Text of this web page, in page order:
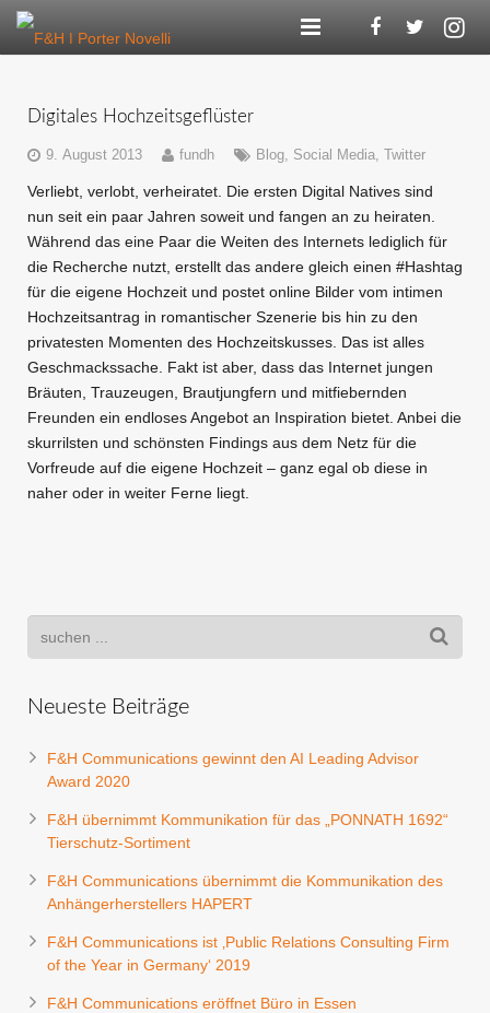
Kompetenzen
Digitales Hochzeitsgeflüster
9. August 2013 fundh Blog, Social Media, Twitter
Verliebt, verlobt, verheiratet. Die ersten Digital Natives sind
nun seit ein paar Jahren soweit und fangen an zu heiraten.
Während das eine Paar die Weiten des Internets lediglich für
die Recherche nutzt, erstellt das andere gleich einen #Hashtag
für die eigene Hochzeit und postet online Bilder vom intimen
Hochzeitsantrag in romantischer Szenerie bis hin zu den
privatesten Momenten des Hochzeitskusses. Das ist alles
Geschmackssache. Fakt ist aber, dass das Internet jungen
Bräuten, Trauzeugen, Brautjungfern und mitfiebernden
Freunden ein endloses Angebot an Inspiration bietet. Anbei die
skurrilsten und schönsten Findings aus dem Netz für die
Vorfreude auf die eigene Hochzeit – ganz egal ob diese in
naher oder in weiter Ferne liegt.
Neueste Beiträge
F&H Communications gewinnt den AI Leading Advisor
Award 2020
F&H übernimmt Kommunikation für das „PONNATH 1692“
Tierschutz-Sortiment
F&H Communications übernimmt die Kommunikation des
Anhängerherstellers HAPERT
F&H Communications ist ‚Public Relations Consulting Firm
of the Year in Germany‘ 2019
F&H Communications eröffnet Büro in Essen